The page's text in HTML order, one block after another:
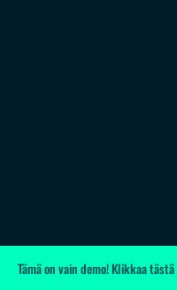
Tämä on vain demo!Klikkaa tästä